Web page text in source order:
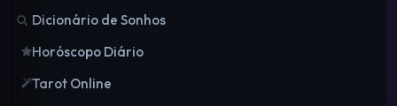
Dicionário de Sonhos
Horóscopo Diário
Tarot Online